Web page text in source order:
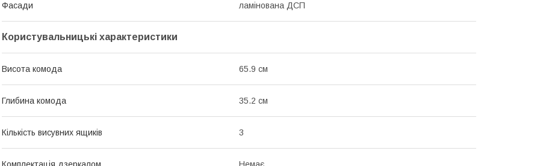
Фасади ламінована ДСП
Користувальницькі характеристики
Висота комода 65.9 см
Глибина комода 35.2 см
Кількість висувних ящиків 3